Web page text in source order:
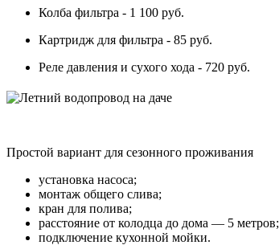
Колба фильтра - 1 100 руб.
Картридж для фильтра - 85 руб.
Реле давления и сухого хода - 720 руб.
Простой вариант для сезонного проживания
установка насоса;
монтаж общего слива;
кран для полива;
расстояние от колодца до дома — 5 метров;
подключение кухонной мойки.